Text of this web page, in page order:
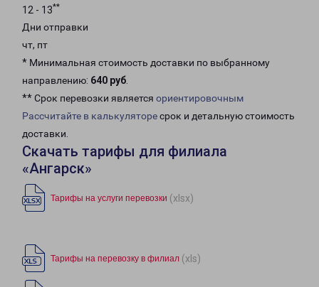
12 - 13**
Дни отправки
чт, пт
* Минимальная стоимость доставки по выбранному
направлению: 640 руб.
** Срок перевозки является ориентировочным
Рассчитайте в калькуляторесрок и детальную стоимость
доставки.
Скачать тарифы для филиала
«Ангарск»
Тарифы на услуги перевозки (xlsx)
Тарифы на перевозку в филиал (xls)